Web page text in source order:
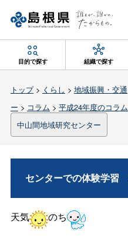
目的で探す 組織で探す
トップ> くらし > 地域振興・交通
ー > コラム > 平成24年度のコラム
中山間地域研究センター
センターでの体験学習
天気 のち